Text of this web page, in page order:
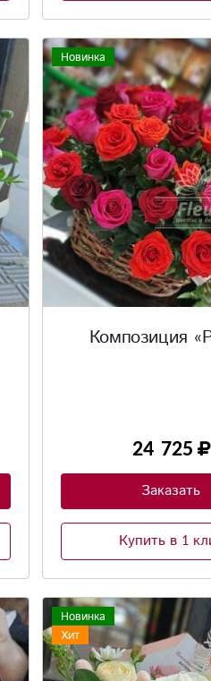
Новинка
Композиция
24 725
Заказать
Купить в 1
Новинка
Хит